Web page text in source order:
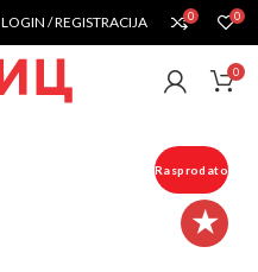
LOGIN / REGISTRACIJA 0 0
0
Rasprodato
★